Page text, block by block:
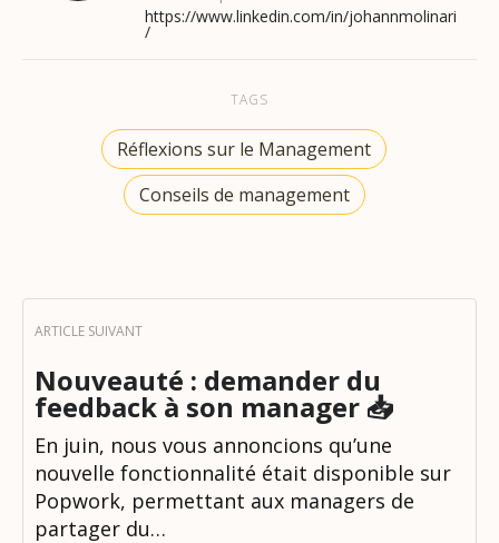
https://www.linkedin.com/in/johannmolinari
/
TAGS
Réflexions sur le Management
Conseils de management
Nouveauté : demander du
feedback à son manager 📥
En juin, nous vous annoncions qu’une
nouvelle fonctionnalité était disponible sur
Popwork, permettant aux managers de
partager du…